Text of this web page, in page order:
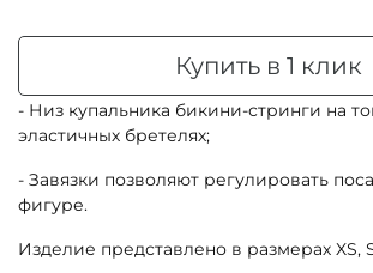
Купить в 1 клик
- Низ купальника бикини-стринги на
эластичных бретелях;
- Завязки позволяют регулировать
фигуре.
Изделие представлено в размерах XS,